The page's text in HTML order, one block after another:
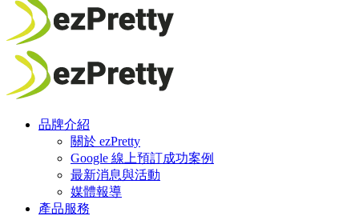
品牌介紹
關於 ezPretty
Google 線上預訂成功案例
最新消息與活動
媒體報導
產品服務